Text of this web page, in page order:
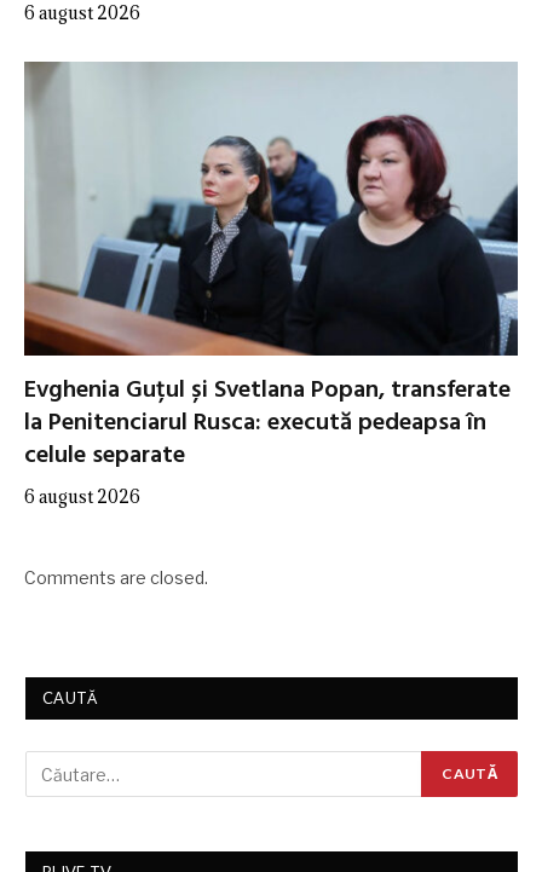
6 august 2026
Evghenia Guțul și Svetlana Popan, transferate
la Penitenciarul Rusca: execută pedeapsa în
celule separate
6 august 2026
Comments are closed.
CAUTĂ